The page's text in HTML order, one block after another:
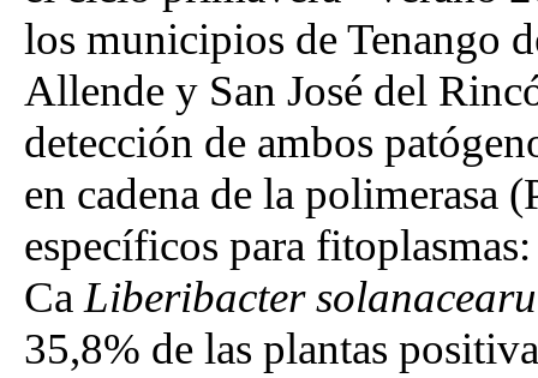
los municipios de Tenango
Allende y San José del
detección de ambos
en cadena de la polimerasa
específicos para
Ca Liberibacter
35,8% de las plantas